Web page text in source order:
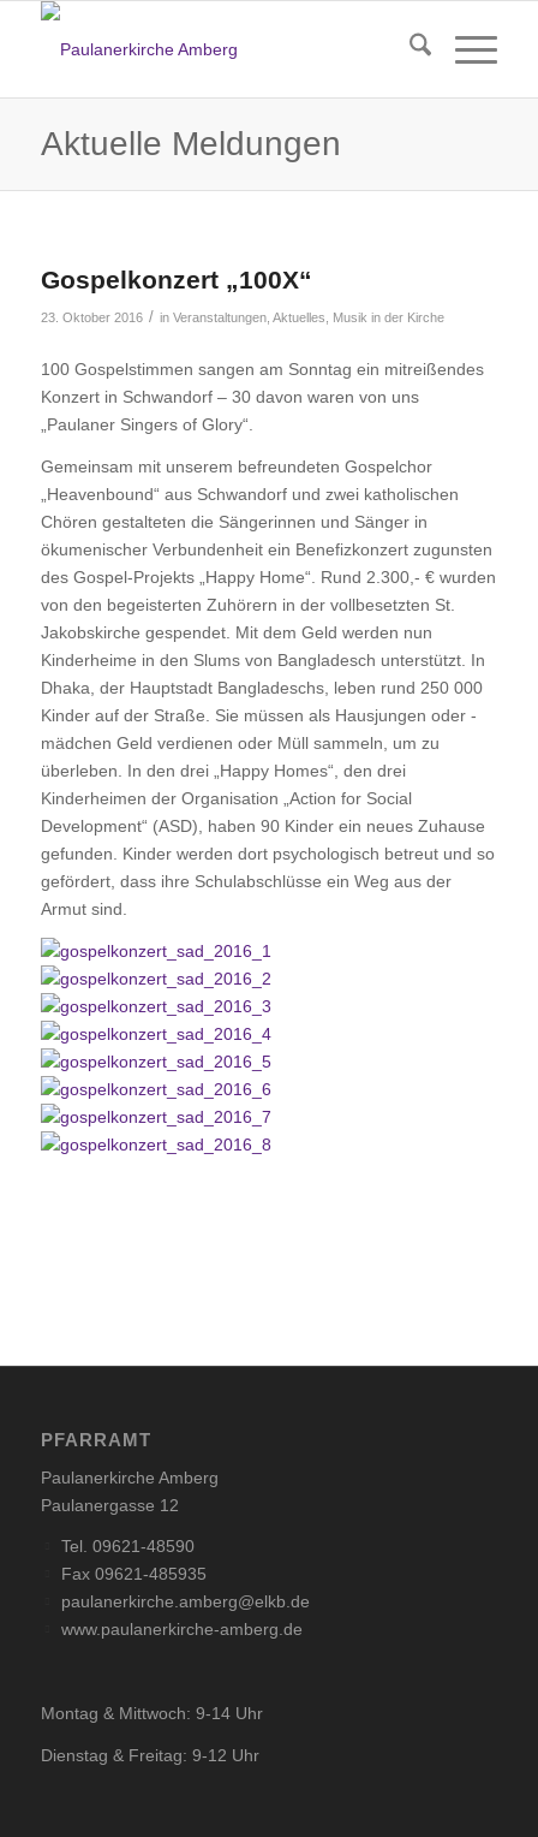
Aktuelle Meldungen
Gospelkonzert „100X“
23. Oktober 2016 / in Veranstaltungen, Aktuelles Musik in der Kirche
100 Gospelstimmen sangen am Sonntag ein mitreißendes
Konzert in Schwandorf – 30 davon waren von uns
„Paulaner Singers of Glory“.
Gemeinsam mit unserem befreundeten Gospelchor
„Heavenbound“ aus Schwandorf und zwei katholischen
Chören gestalteten die Sängerinnen und Sänger in
ökumenischer Verbundenheit ein Benefizkonzert zugunsten
des Gospel-Projekts „Happy Home“. Rund 2.300,- € wurden
von den begeisterten Zuhörern in der vollbesetzten St.
Jakobskirche gespendet. Mit dem Geld werden nun
Kinderheime in den Slums von Bangladesch unterstützt. In
Dhaka, der Hauptstadt Bangladeschs, leben rund 250 000
Kinder auf der Straße. Sie müssen als Hausjungen oder -
mädchen Geld verdienen oder Müll sammeln, um zu
überleben. In den drei „Happy Homes“, den drei
Kinderheimen der Organisation „Action for Social
Development“ (ASD), haben 90 Kinder ein neues Zuhause
gefunden. Kinder werden dort psychologisch betreut und so
gefördert, dass ihre Schulabschlüsse ein Weg aus der
Armut sind.
PFARRAMT
Paulanerkirche Amberg
Paulanergasse 12
Tel. 09621-48590
Fax 09621-485935
paulanerkirche.amberg@elkb.de
www.paulanerkirche-amberg.de
Montag & Mittwoch: 9-14 Uhr
Dienstag & Freitag: 9-12 Uhr